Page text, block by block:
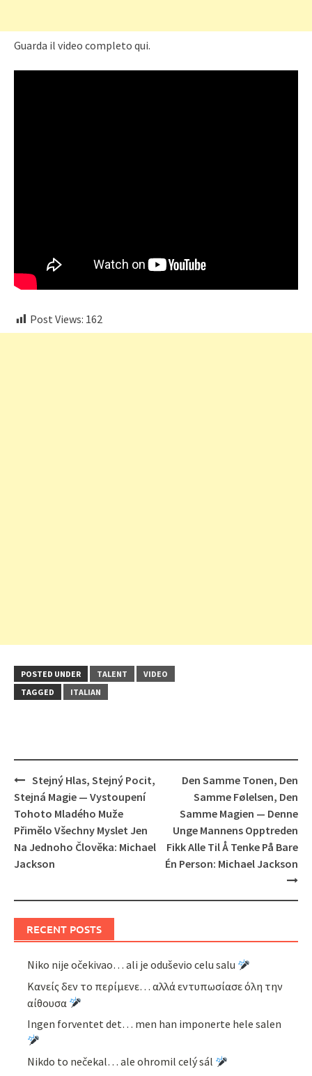
Guarda il video completo qui.
Post Views: 162
POSTED UNDER TALENT
VIDEO
TAGGED
ITALIAN
Post
navigation
Stejný Hlas, Stejný Pocit,
Stejná Magie — Vystoupení
Tohoto Mladého Muže
Přimělo Všechny Myslet Jen
Na Jednoho Člověka: Michael
Jackson
Den Samme Tonen, Den
Samme Følelsen, Den
Samme Magien — Denne
Unge Mannens Opptreden
Fikk Alle Til Å Tenke På Bare
Én Person: Michael Jackson
RECENT POSTS
Niko nije očekivao… ali je oduševio celu salu
Κανείς δεν το περίμενε… αλλά εντυπωσίασε όλη την
αίθουσα
Ingen forventet det… men han imponerte hele salen
Nikdo to nečekal… ale ohromil celý sál